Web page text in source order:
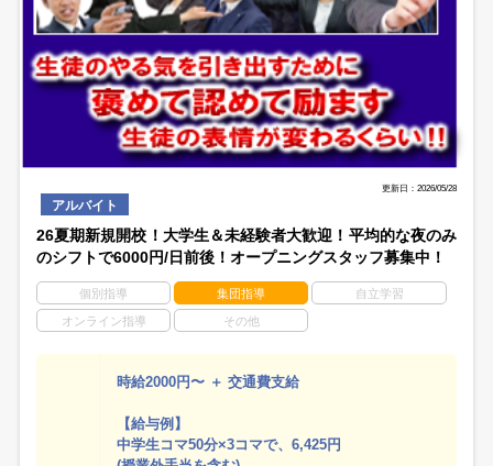
更新日：2026/05/28
アルバイト
26夏期新規開校！大学生＆未経験者大歓迎！平均的な夜のみ
のシフトで6000円/日前後！オープニングスタッフ募集中！
個別指導 集団指導 自立学習
オンライン指導 その他
時給2000円〜 ＋ 交通費支給
【給与例】
中学生コマ50分×3コマで、6,425円